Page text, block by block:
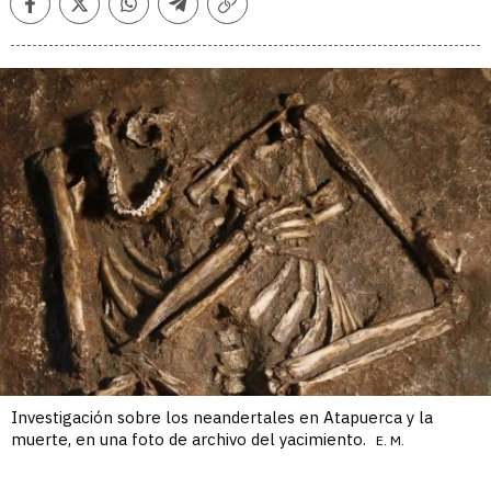
FacebookTwitterWhatsappTelegramCopiar
Investigación sobre los neandertales en Atapuerca y la
muerte, en una foto de archivo del yacimiento.
E. M.